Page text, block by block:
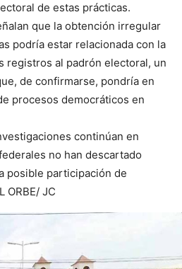
de estas prácticas.
que la obtención irregular
podría estar relacionada con la
registros al padrón electoral, un
de confirmarse, pondría en
procesos democráticos en
continúan en
no han descartado
posible participación de
ORBE/ JC